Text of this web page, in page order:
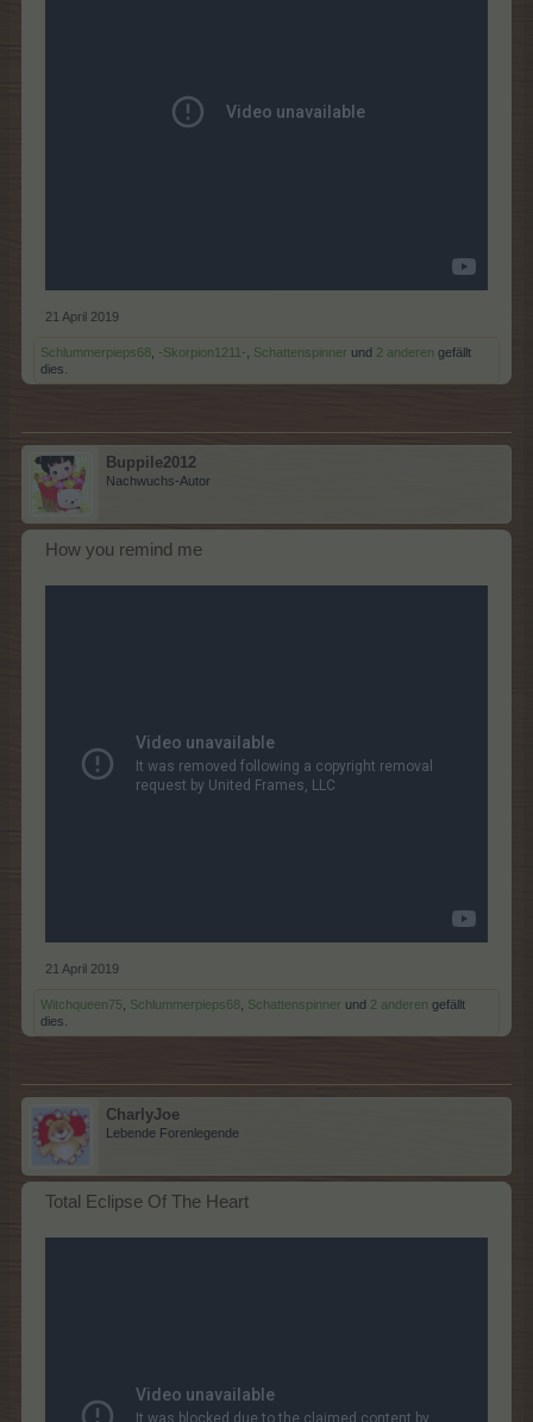
21 April 2019
Schlummerpieps68 -Skorpion1211- Schattenspinner und 2 anderen gefällt
dies.
Buppile2012
Nachwuchs-Autor
How you remind me
21 April 2019
Witchqueen75 Schlummerpieps68 Schattenspinner und 2 anderen gefällt
dies.
CharlyJoe
Lebende Forenlegende
Total Eclipse Of The Heart